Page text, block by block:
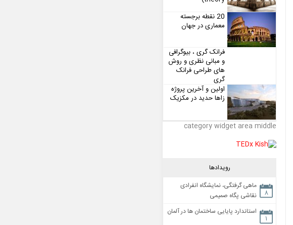
20 نقطه برجسته
معماری در جهان
فرانک گری ، بیوگرافی
و مبانی نظری و روش
های طراحی فرانک
گری
اولین و آخرین پروژه
زاها حدید در مکزیک
category widget area middle
رویدادها
۸
ماهی گرفتگی، نمایشگاه انفرادی
نقاشی پگاه صمیمی
۱
استاندارد پایایی ساختمان ها در آلمان